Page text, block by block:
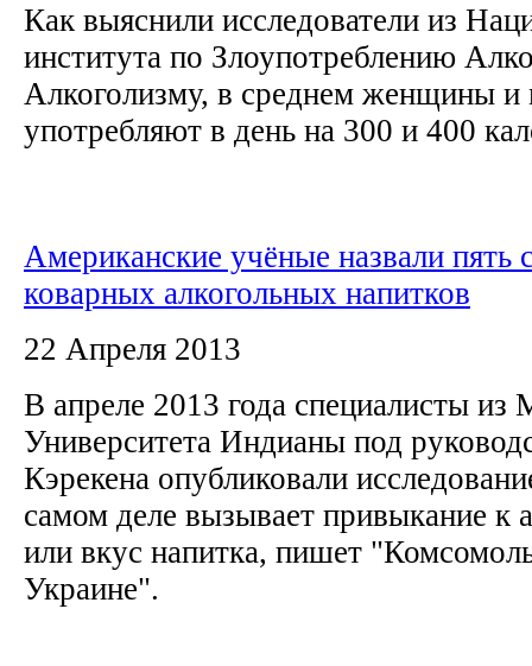
Как выяснили исследователи из
института по Злоупотреблению
Алкоголизму, в среднем женщины
употребляют в день на 300 и 400
Американские учёные назвали пять
коварных алкогольных напитков
22 Апреля 2013
В апреле 2013 года специалисты
Университета Индианы под
Кэрекена опубликовали
самом деле вызывает привыкание к
или вкус напитка, пишет
Украине".